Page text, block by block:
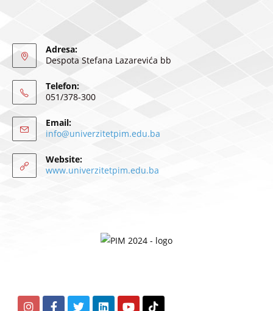
Adresa:
Despota Stefana Lazarevića bb
Telefon:
051/378-300
Email:
info@univerzitetpim.edu.ba
Website:
www.univerzitetpim.edu.ba